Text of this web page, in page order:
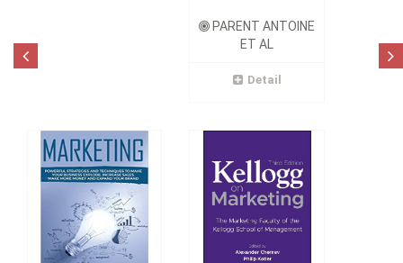
PARENT ANTOINE
ET AL
Detail